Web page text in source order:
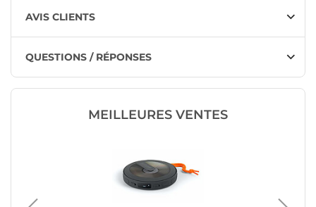
AVIS CLIENTS
QUESTIONS / RÉPONSES
MEILLEURES VENTES